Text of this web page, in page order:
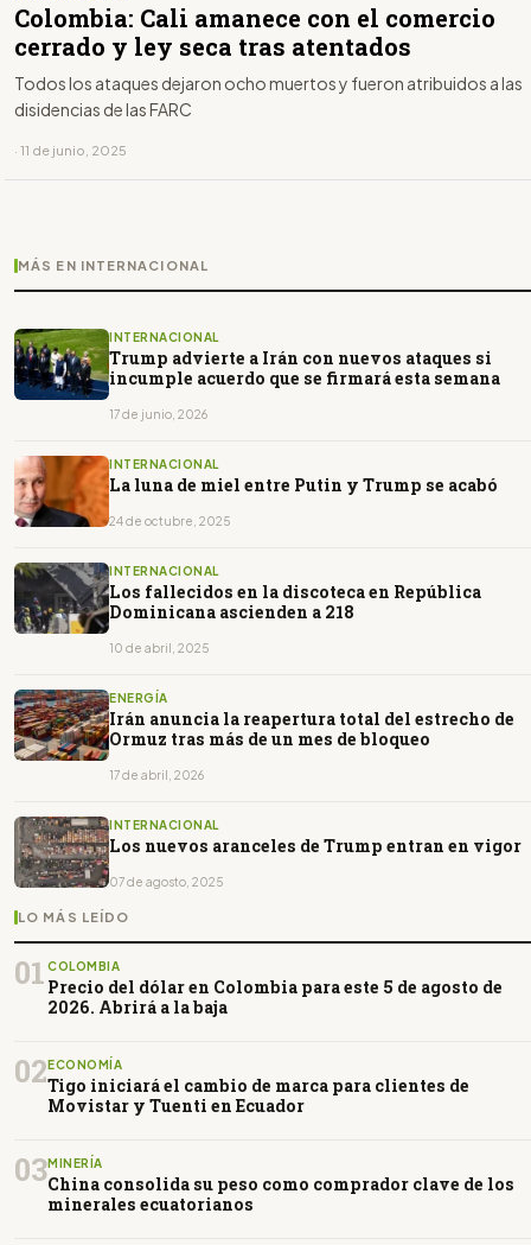
Colombia: Cali amanece con el comercio
cerrado y ley seca tras atentados
Todos los ataques dejaron ocho muertos y fueron atribuidos a las
disidencias de las FARC
· 11 de junio, 2025
MÁS EN INTERNACIONAL
INTERNACIONAL
Trump advierte a Irán con nuevos ataques si
incumple acuerdo que se firmará esta semana
17 de junio, 2026
INTERNACIONAL
La luna de miel entre Putin y Trump se acabó
24 de octubre, 2025
INTERNACIONAL
Los fallecidos en la discoteca en República
Dominicana ascienden a 218
10 de abril, 2025
ENERGÍA
Irán anuncia la reapertura total del estrecho de
Ormuz tras más de un mes de bloqueo
17 de abril, 2026
INTERNACIONAL
Los nuevos aranceles de Trump entran en vigor
07 de agosto, 2025
LO MÁS LEÍDO
01 COLOMBIA
Precio del dólar en Colombia para este 5 de agosto de
2026. Abrirá a la baja
02ECONOMÍA
Tigo iniciará el cambio de marca para clientes de
Movistar y Tuenti en Ecuador
03MINERÍA
China consolida su peso como comprador clave de los
minerales ecuatorianos